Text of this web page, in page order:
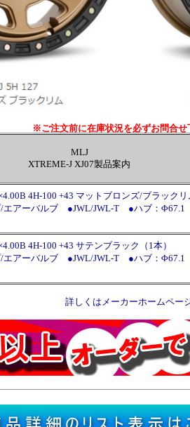
※ご注文前に在庫状況を必ずお問合せ
MLJ
XTREME-J XJ07製品案内
4H-100 +43 マットブロンズ/ブラック
/エアーバルブ ●JWL/JWL-T ●ハブ：
4H-100 +43 サテンブラック（1本）
/エアーバルブ ●JWL/JWL-T ●ハブ：
詳しくはメーカーホームペー